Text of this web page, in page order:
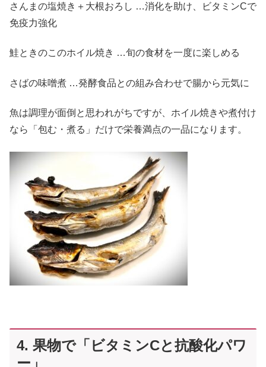
さんまの塩焼き＋大根おろし …消化を助け、ビタミンCで
免疫力強化
鮭ときのこのホイル焼き …旬の食材を一度に楽しめる
さばの味噌煮 …発酵食品との組み合わせで腸から元気に
魚は調理が面倒と思われがちですが、ホイル焼きや煮付け
なら「包む・煮る」だけで栄養満点の一品になります。
4. 果物で「ビタミンCと抗酸化パワ
ー」